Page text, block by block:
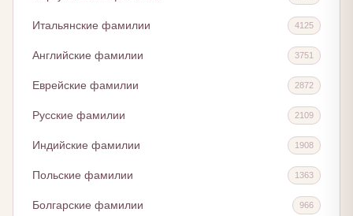
Итальянские фамилии 4125
Английские фамилии 3751
Еврейские фамилии 2872
Русские фамилии 2109
Индийские фамилии 1908
Польские фамилии 1363
Болгарские фамилии 966